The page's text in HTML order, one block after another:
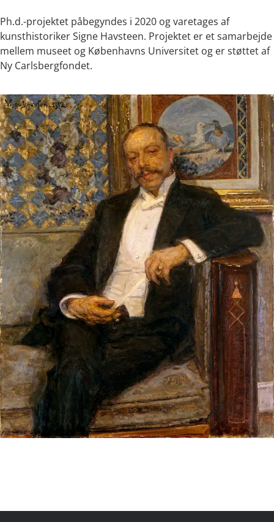
Ph.d.-projektet påbegyndes i 2020 og varetages af
kunsthistoriker Signe Havsteen. Projektet er et samarbejde
mellem museet og Københavns Universitet og er støttet af
Ny Carlsbergfondet.